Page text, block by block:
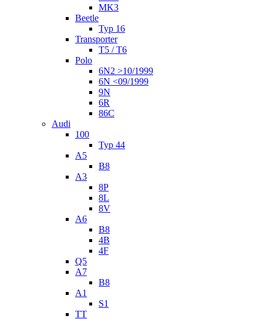
MK3
Beetle
Typ 16
Transporter
T5 / T6
Polo
6N2 >10/1999
6N <09/1999
9N
6R
86C
Audi
100
Typ 44
A5
B8
A3
8P
8L
8V
A6
B8
4B
4F
Q5
A7
B8
A1
S1
TT